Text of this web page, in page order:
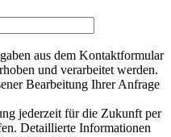
aus dem Kontaktformular
und verarbeitet werden.
Bearbeitung Ihrer Anfrage
jederzeit für die Zukunft per
Detaillierte Informationen